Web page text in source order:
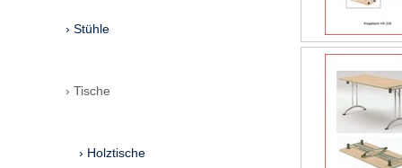
Stühle
Tische
Holztische